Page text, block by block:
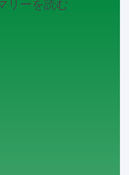
リーを読む